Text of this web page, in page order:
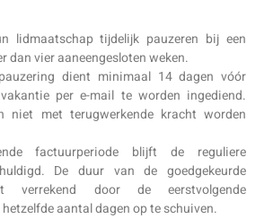
lidmaatschap tijdelijk pauzeren bij een
dan vier aaneengesloten weken.
dient minimaal 14 dagen vóór
per e-mail te worden ingediend.
niet met terugwerkende kracht worden
factuurperiode blijft de reguliere
De duur van de goedgekeurde
verrekend door de eerstvolgende
aantal dagen op te schuiven.